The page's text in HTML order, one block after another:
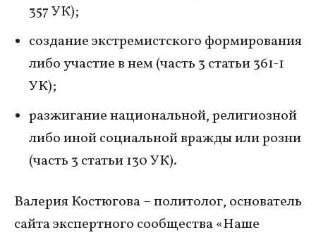
357 УК);
создание экстремистского формирования
либо участие в нем (часть 3 статьи 361-1
УК);
разжигание национальной, религиозной
либо иной социальной вражды или розни
(часть 3 статьи 130 УК).
Валерия Костюгова – политолог, основатель
сайта экспертного сообщества «Наше